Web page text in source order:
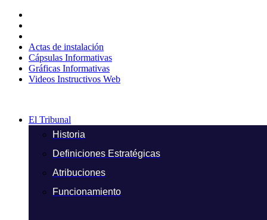
contenido
Actas de instalación
Cápsulas Informativas
Gráficas Informativas
Videos Instructivos Web
El Tribunal
Historia
Definiciones Estratégicas
Atribuciones
Funcionamiento